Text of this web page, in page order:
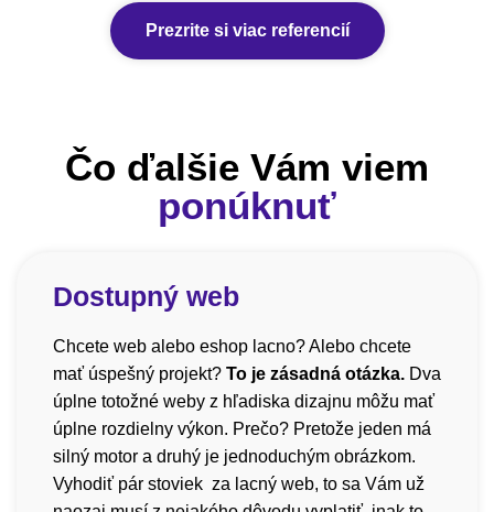
Prezrite si viac referencií
Čo ďalšie Vám viem
ponúknuť
Dostupný web
Chcete web alebo eshop lacno? Alebo chcete
mať úspešný projekt? To je zásadná otázka. Dva
úplne totožné weby z hľadiska dizajnu môžu mať
úplne rozdielny výkon. Prečo? Pretože jeden má
silný motor a druhý je jednoduchým obrázkom.
Vyhodiť pár stoviek za lacný web, to sa Vám už